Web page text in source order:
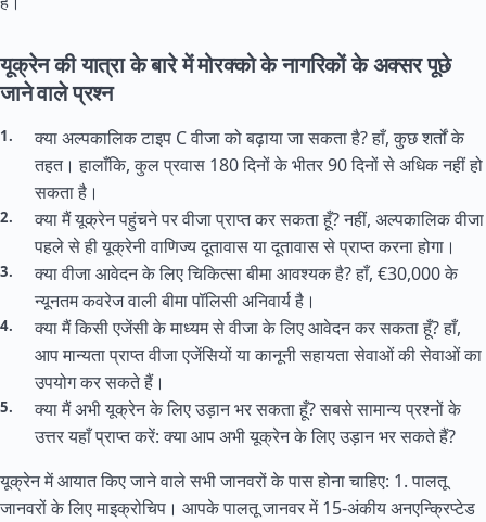
यूक्रेन की यात्रा के बारे में मोरक्को के नागरिकों के अक्सर पूछे
जाने वाले प्रश्न
क्या अल्पकालिक टाइप C वीजा को बढ़ाया जा सकता है? हाँ, कुछ शर्तों के
तहत। हालाँकि, कुल प्रवास 180 दिनों के भीतर 90 दिनों से अधिक नहीं हो
सकता है।
क्या मैं यूक्रेन पहुंचने पर वीजा प्राप्त कर सकता हूँ? नहीं, अल्पकालिक वीजा
पहले से ही यूक्रेनी वाणिज्य दूतावास या दूतावास से प्राप्त करना होगा।
क्या वीजा आवेदन के लिए चिकित्सा बीमा आवश्यक है? हाँ, €30,000 के
न्यूनतम कवरेज वाली बीमा पॉलिसी अनिवार्य है।
क्या मैं किसी एजेंसी के माध्यम से वीजा के लिए आवेदन कर सकता हूँ? हाँ,
आप मान्यता प्राप्त वीजा एजेंसियों या कानूनी सहायता सेवाओं की सेवाओं का
उपयोग कर सकते हैं।
क्या मैं अभी यूक्रेन के लिए उड़ान भर सकता हूँ? सबसे सामान्य प्रश्नों के
उत्तर यहाँ प्राप्त करें: क्या आप अभी यूक्रेन के लिए उड़ान भर सकते हैं?
यूक्रेन में आयात किए जाने वाले सभी जानवरों के पास होना चाहिए: 1. पालतू
जानवरों के लिए माइक्रोचिप। आपके पालतू जानवर में 15-अंकीय अनएन्क्रिप्टेड